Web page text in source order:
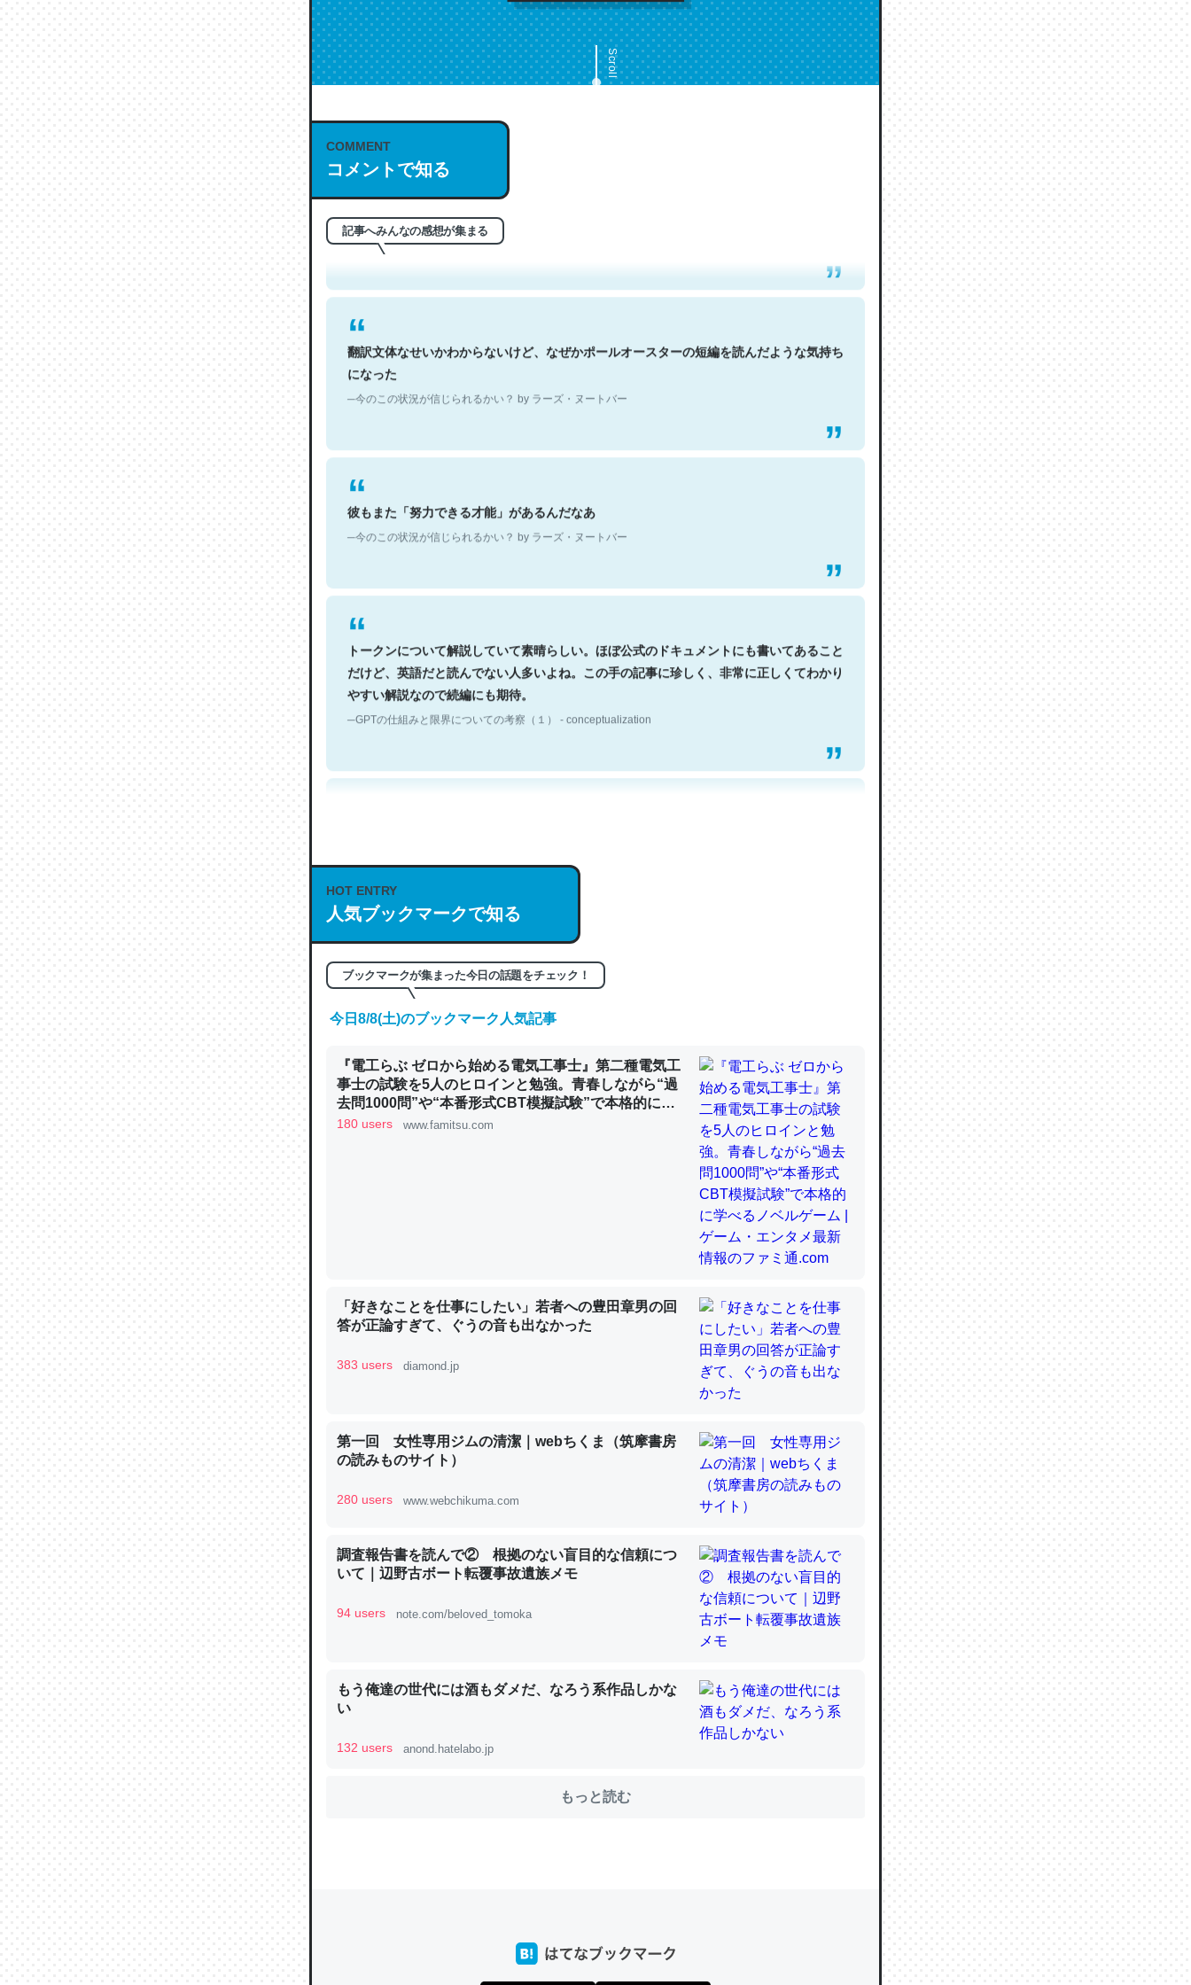
Scroll
COMMENT
コメントで知る
記事へみんなの感想が集まる
これは名文。彼はとてもクレバーなんだろうなと凄く思う。英語少しでも読める人は原文
もお勧め。自分はこの流れ好き。Let’s Fucking Go. Then Covid hit. Shit.
─今のこの状況が信じられるかい？ by ラーズ・ヌートバー
翻訳文体なせいかわからないけど、なぜかポールオースターの短編を読んだような気持ち
になった
─今のこの状況が信じられるかい？ by ラーズ・ヌートバー
彼もまた「努力できる才能」があるんだなあ
─今のこの状況が信じられるかい？ by ラーズ・ヌートバー
トークンについて解説していて素晴らしい。ほぼ公式のドキュメントにも書いてあること
だけど、英語だと読んでない人多いよね。この手の記事に珍しく、非常に正しくてわかり
やすい解説なので続編にも期待。
─GPTの仕組みと限界についての考察（１） - conceptualization
これは良記事。32768トークンだと英語小説100ページ分くらい。小説でいう「ずっと前
の伏線」は回収されないけど、短期記憶というには多い分量。進化すればするほど分かり
やすく強くなりそう
昆虫ってカルシウム少ないのか。知らんかった。調べたらコオロギのカルシウム分はエビ
─ニュース :: 【研究発表】昆虫学の大問題＝「昆虫はなぜ海にいないのか」に関する新仮説
論文では「淡水はカルシウムも酸素も不足してて両方に不利だから両方が拮抗してるので
は」とあって面白い。海にいる鋏角類（カブトガニ・ウミグモ）はカルシウムを使わずキ
チンを強化してる筈だが、酵素が違うのか？
─ニュース :: 【研究発表】昆虫学の大問題＝「昆虫はなぜ海にいないのか」に関する新仮説
これを元に考えるとカルシウムを大量に使う脊椎動物と貝類は苦労してるんだな…。腹足
─ニュース :: 【研究発表】昆虫学の大問題＝「昆虫はなぜ海にいないのか」に関する新仮説
中。あと、Googleマップで位置情報を共有してる。電池残量や充電中かが分かるのでこ
れ見て生きてるなって分かる。
─たまにLINEするくらいだった遠方の父67歳と僕。ITツール導入でコミュニケーションが劇的に変化し
た｜tayorini by LIFULL介護
HOT ENTRY
人気ブックマークで知る
ブックマークが集まった今日の話題をチェック！
今日8/8(土)のブックマーク人気記事
『電工らぶ ゼロから始める電気工事士』第二種電気工
事士の試験を5人のヒロインと勉強。青春しながら“過
去問1000問”や“本番形式CBT模擬試験”で本格的に学
べるノベルゲーム | ゲーム・エンタメ最新情報のファミ
180 users www.famitsu.com
「好きなことを仕事にしたい」若者への豊田章男の回
答が正論すぎて、ぐうの音も出なかった
383 users diamond.jp
第一回 女性専用ジムの清潔｜webちくま（筑摩書房
の読みものサイト）
280 users www.webchikuma.com
調査報告書を読んで② 根拠のない盲目的な信頼につ
いて｜辺野古ボート転覆事故遺族メモ
94 users note.com/beloved_tomoka
もう俺達の世代には酒もダメだ、なろう系作品しかな
い
132 users anond.hatelabo.jp
もっと読む